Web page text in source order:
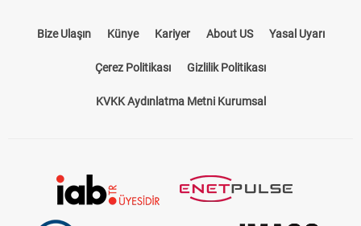
Bize Ulaşın Künye Kariyer About US Yasal Uyarı
Çerez Politikası Gizlilik Politikası
KVKK Aydınlatma Metni Kurumsal